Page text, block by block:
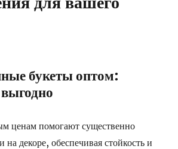
букеты оптом:
ценам помогают существенно
на декоре, обеспечивая стойкость и